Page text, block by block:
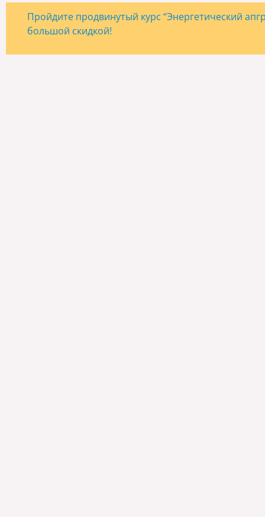
Пройдите продвинутый курс “Энергетический
большой скидкой!